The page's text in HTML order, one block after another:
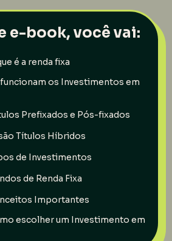
e-book, você vai:
é a renda fixa
os Investimentos em
Prefixados e Pós-fixados
Títulos Híbridos
de Investimentos
de Renda Fixa
Importantes
escolher um Investimento em